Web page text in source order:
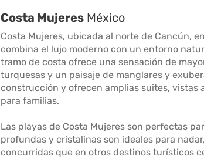
Costa MujeresMéxico
Costa Mujeres, ubicada al norte de Cancún,
combina el lujo moderno con un entorno
tramo de costa ofrece una sensación de
turquesas y un paisaje de manglares y
construcción y ofrecen amplias suites, vistas
para familias.
Las playas de Costa Mujeres son perfectas
profundas y cristalinas son ideales para
concurridas que en otros destinos turísticos